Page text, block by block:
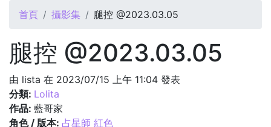
您在這裡
首頁 攝影集 腿控 @2023.03.05
腿控 @2023.03.05
由 lista 在 2023/07/15 上午 11:04 發表
分類: Lolita
作品: 藍哥家
角色 / 版本: 占星師 紅色